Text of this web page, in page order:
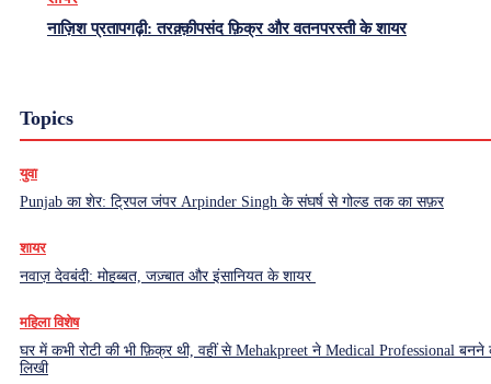
नाज़िश प्रतापगढ़ी: तरक़्क़ीपसंद फ़िक्र और वतनपरस्ती के शायर
Topics
युवा
Punjab का शेर: ट्रिपल जंपर Arpinder Singh के संघर्ष से गोल्ड तक का सफ़र
शायर
नवाज़ देवबंदी: मोहब्बत, जज़्बात और इंसानियत के शायर
महिला विशेष
घर में कभी रोटी की भी फ़िक्र थी, वहीं से Mehakpreet ने Medical Professional बनने
लिखी